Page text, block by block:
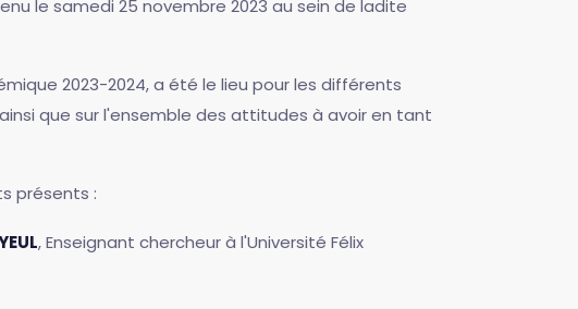
le samedi 25 novembre 2023 au sein de ladite
2023-2024, a été le lieu pour les différents
que sur l'ensemble des attitudes à avoir en tant
présents :
, Enseignant chercheur à l'Université Félix